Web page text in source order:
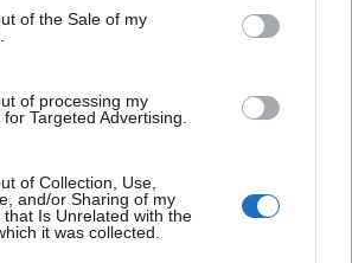
of the Sale of my
of processing my
Targeted Advertising.
of Collection, Use,
and/or Sharing of my
that Is Unrelated with the
it was collected.